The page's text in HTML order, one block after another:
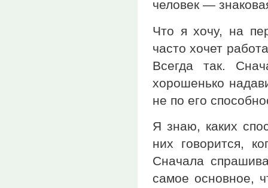
человек —
Что я хочу, на
часто хочет
Всегда так.
хорошенько
не по его
Я знаю, каких
них говорится,
Сначала
самое основное,